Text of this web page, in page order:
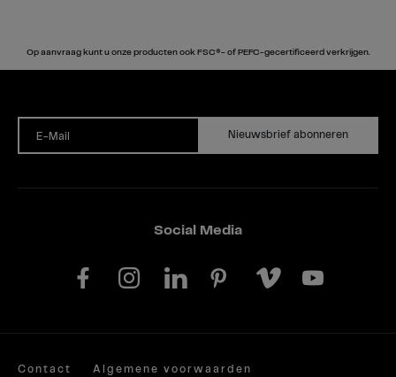
Op aanvraag kunt u onze producten ook FSC®- of PEFC-gecertificeerd verkrijgen.
E-Mail Nieuwsbrief abonneren
Social Media
Contact Algemene voorwaarden